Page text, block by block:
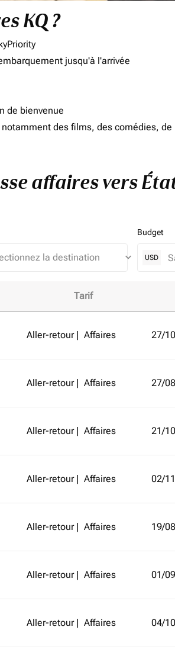
KQ ?
jusqu'à l'arrivée
de bienvenue
des films, des comédies,
affaires vers
keyboard_arrow_down
Budget
USD
Tarif
Aller-retour | Affaires 27/
Aller-retour | Affaires 27/
Aller-retour | Affaires 21/
Aller-retour | Affaires 02/
Aller-retour | Affaires 19/
Aller-retour | Affaires 01/
Aller-retour | Affaires 04/